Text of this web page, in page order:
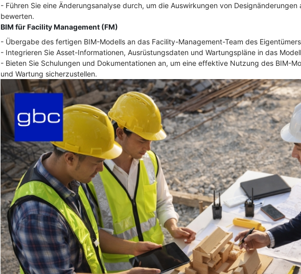
- Führen Sie eine Änderungsanalyse durch, um die Auswirkungen von
bewerten.
BIM für Facility Management (FM)
- Übergabe des fertigen BIM-Modells an das Facility-Management-Team des
- Integrieren Sie Asset-Informationen, Ausrüstungsdaten und Wartungspläne in das
- Bieten Sie Schulungen und Dokumentationen an, um eine effektive Nutzung des BIM-
und Wartung sicherzustellen.